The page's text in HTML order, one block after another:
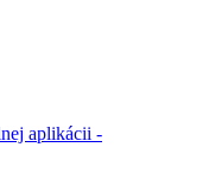
aplikácii -